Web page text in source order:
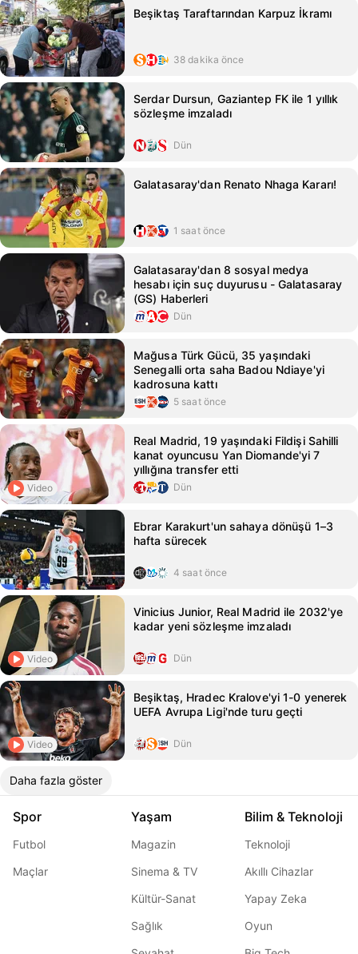
Beşiktaş Taraftarından Karpuz İkramı
38 dakika önce
Serdar Dursun, Gaziantep FK ile 1 yıllık
sözleşme imzaladı
Dün
Galatasaray'dan Renato Nhaga Kararı!
1 saat önce
Galatasaray'dan 8 sosyal medya
hesabı için suç duyurusu - Galatasaray
(GS) Haberleri
Dün
Mağusa Türk Gücü, 35 yaşındaki
Senegalli orta saha Badou Ndiaye'yi
kadrosuna kattı
5 saat önce
Video
Real Madrid, 19 yaşındaki Fildişi Sahilli
kanat oyuncusu Yan Diomande'yi 7
yıllığına transfer etti
Dün
Ebrar Karakurt'un sahaya dönüşü 1–3
hafta sürecek
4 saat önce
Video
Vinicius Junior, Real Madrid ile 2032'ye
kadar yeni sözleşme imzaladı
Dün
Video
Beşiktaş, Hradec Kralove'yi 1-0 yenerek
UEFA Avrupa Ligi'nde turu geçti
Dün
Daha fazla göster
Spor
Futbol
Maçlar
Yaşam
Magazin
Sinema & TV
Kültür-Sanat
Sağlık
Bilim & Teknoloji
Teknoloji
Akıllı Cihazlar
Yapay Zeka
Oyun